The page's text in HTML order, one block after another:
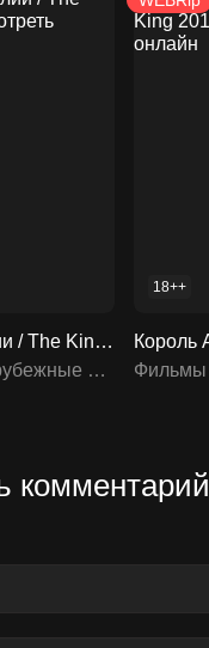
Король Англии / The King 2019 смотреть онлайн
Фильмы / Зарубежные фильмы
18++
комментарий